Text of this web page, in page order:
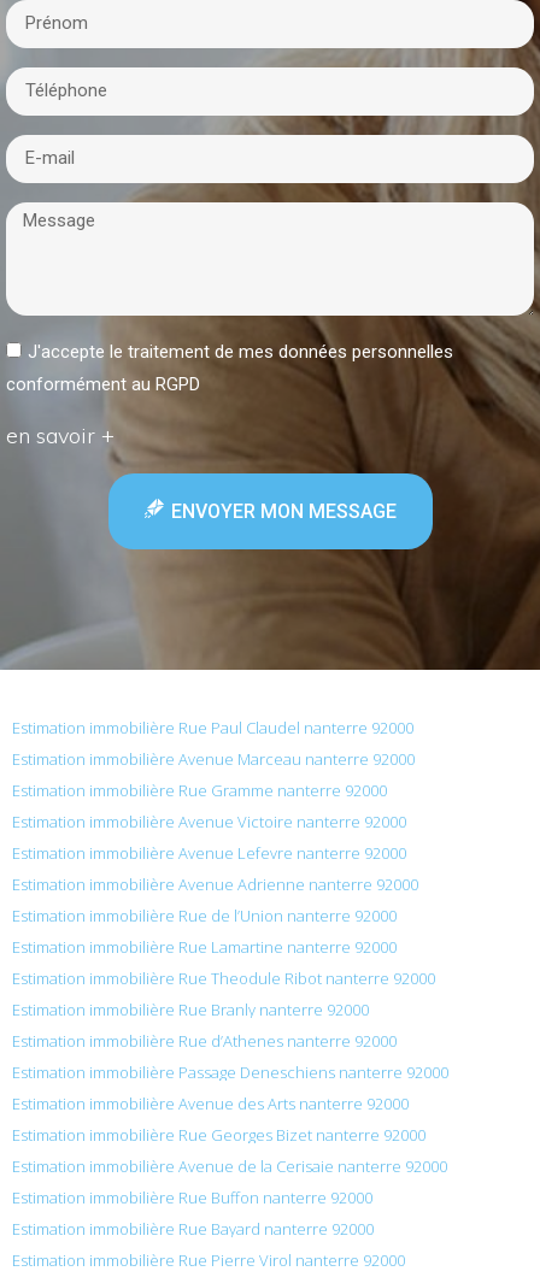
J'accepte le traitement de mes données personnelles
conformément au RGPD
en savoir +
ENVOYER MON MESSAGE
Estimation immobilière Rue Paul Claudel nanterre 92000
Estimation immobilière Avenue Marceau nanterre 92000
Estimation immobilière Rue Gramme nanterre 92000
Estimation immobilière Avenue Victoire nanterre 92000
Estimation immobilière Avenue Lefevre nanterre 92000
Estimation immobilière Avenue Adrienne nanterre 92000
Estimation immobilière Rue de l’Union nanterre 92000
Estimation immobilière Rue Lamartine nanterre 92000
Estimation immobilière Rue Theodule Ribot nanterre 92000
Estimation immobilière Rue Branly nanterre 92000
Estimation immobilière Rue d’Athenes nanterre 92000
Estimation immobilière Passage Deneschiens nanterre 92000
Estimation immobilière Avenue des Arts nanterre 92000
Estimation immobilière Rue Georges Bizet nanterre 92000
Estimation immobilière Avenue de la Cerisaie nanterre 92000
Estimation immobilière Rue Buffon nanterre 92000
Estimation immobilière Rue Bayard nanterre 92000
Estimation immobilière Rue Pierre Virol nanterre 92000